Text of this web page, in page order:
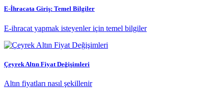
E-İhracata Giriş: Temel Bilgiler
E-ihracat yapmak isteyenler için temel bilgiler
Çeyrek Altın Fiyat Değişimleri
Altın fiyatları nasıl şekillenir